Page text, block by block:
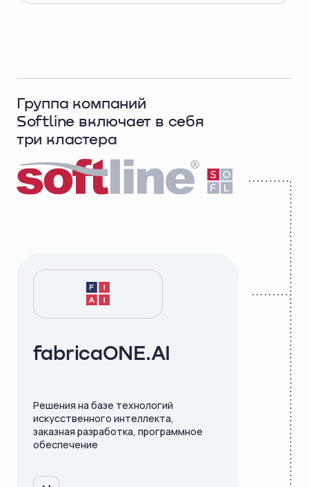
Группа компаний
Softline включает в себя
три кластера
fabricaONE.AI
Решения на базе технологий
искусственного интеллекта,
заказная разработка, программное
обеспечение